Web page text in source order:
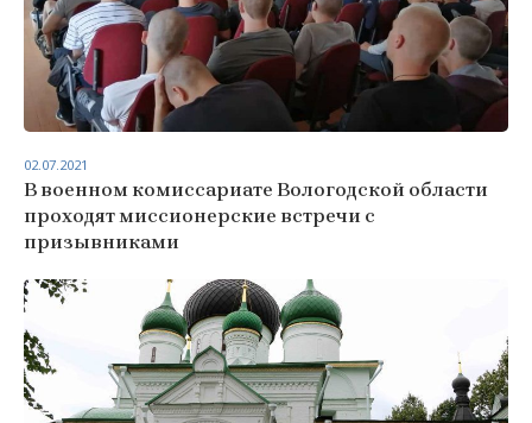
В военном комиссариате Вологодской области
проходят миссионерские встречи с
призывниками
02.07.2021